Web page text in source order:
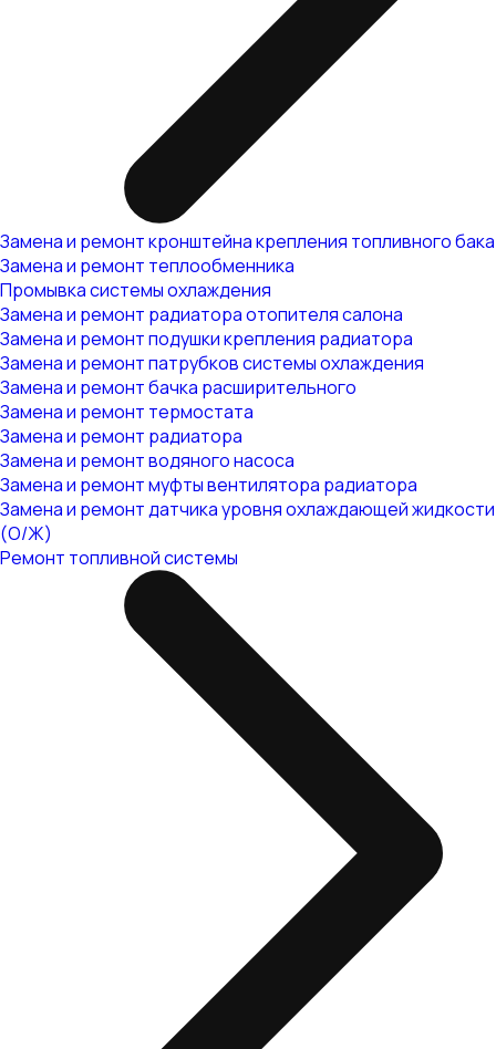
Замена и ремонт кронштейна крепления топливного бака
Замена и ремонт теплообменника
Промывка системы охлаждения
Замена и ремонт радиатора отопителя салона
Замена и ремонт подушки крепления радиатора
Замена и ремонт патрубков системы охлаждения
Замена и ремонт бачка расширительного
Замена и ремонт термостата
Замена и ремонт радиатора
Замена и ремонт водяного насоса
Замена и ремонт муфты вентилятора радиатора
Замена и ремонт датчика уровня охлаждающей жидкости
(О/Ж)
Ремонт топливной системы